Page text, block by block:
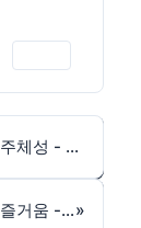
인문학에 묻다, 행복은 어디에 ⑬ '나'와 주체성 - 최진석 서강대 철학과 교수
인문학에 묻다, 행복은 어디에 ⑮ 공부의 즐거움 - 가야금 명인 황병기»